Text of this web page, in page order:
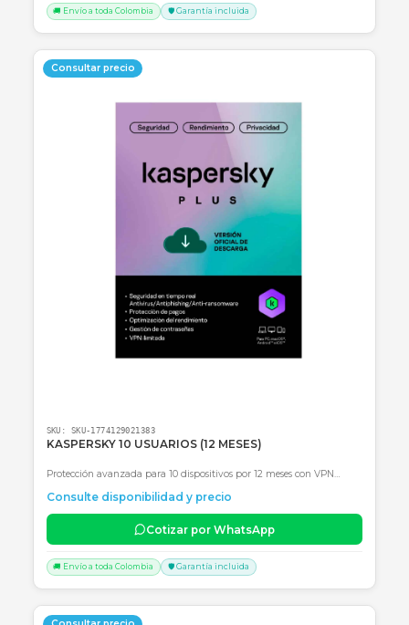
Cotizar por WhatsApp
🚚 Envío a toda Colombia
SKU:SKU-1774880890355
KASPERSKY PLUS 1 USER (24 MESES)